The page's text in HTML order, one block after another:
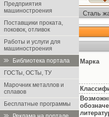
Предприятия
машиностроения
Поставщики проката,
поковок, отливок
Работы и услуги для
машиностроения
Библиотека портала
ГОСТы, ОСТы, ТУ
Марочник металлов и
сплавов
Бесплатные программы
Сталь
Марка